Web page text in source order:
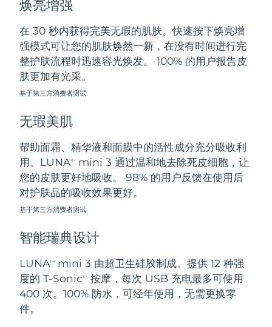
焕亮增强
在 30 秒内获得完美无瑕的肌肤。快速按下焕亮增
强模式可让您的肌肤焕然一新，在没有时间进行完
整护肤流程时迅速容光焕发。 100% 的用户报告皮
肤更加有光采。
基于第三方消费者测试
无瑕美肌
帮助面霜、精华液和面膜中的活性成分充分吸收利
用。LUNATM
mini 3 通过温和地去除死皮细胞，让
您的皮肤更好地吸收。 98% 的用户反馈在使用后
对护肤品的吸收效果更好。
基于第三方消费者测试
智能瑞典设计
LUNATM
mini 3 由超卫生硅胶制成。提供 12 种强
度的 T-SonicTM
按摩，每次 USB 充电最多可使用
400 次。100% 防水，可经年使用，无需更换零
件。
斯洛伐克
斯洛文尼亚 预计送达日期8/10/26
南非 预计送达日期 8/18/26
韩国
西班牙
瑞典 预计送达日期 8/10/26
瑞士 预计送达日期8/10/26
台湾
泰国
土耳其 预计送达日期8/11/26
阿拉伯联合酋长国 预计送达日期8/11/26